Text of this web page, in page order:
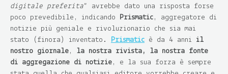
digitale preferita” avrebbe dato una risposta forse
poco prevedibile, indicando
Prismatic , aggregatore di
notizie più geniale e rivoluzionario che sia mai
stato (finora) inventato.
Prismatic è da 4 anni il
nostro giornale , la nostra rivista, la nostra fonte
di aggregazione di notizie , e la sua forza è sempre